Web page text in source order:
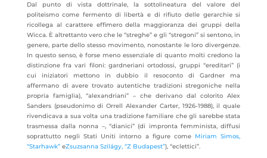
Dal punto di vista dottrinale, la sottolineatura del valore del
politeismo come fermento di libertà e di rifiuto delle gerarchie si
ricollega al carattere effimero della maggioranza dei gruppi della
Wicca. È altrettanto vero che le “streghe” e gli “stregoni” si sentono, in
genere, parte dello stesso movimento, nonostante le loro divergenze.
In questo senso, è forse meno essenziale di quanto molti credono la
distinzione fra vari filoni: gardneriani ortodossi, gruppi “ereditari” (i
cui iniziatori mettono in dubbio il resoconto di Gardner ma
affermano di avere trovato autentiche tradizioni stregoniche nella
propria famiglia), “alexandriani” – che derivano dal colorito Alex
Sanders (pseudonimo di Orrell Alexander Carter, 1926-1988), il quale
rivendicava a sua volta una tradizione familiare che gli sarebbe stata
trasmessa dalla nonna –, “dianici” (di impronta femminista, diffusi
soprattutto negli Stati Uniti intorno a figure comeMiriam Simos,
“Starhawk”eZsuzsanna Szilágy, “Z Budapest”), “eclettici”.